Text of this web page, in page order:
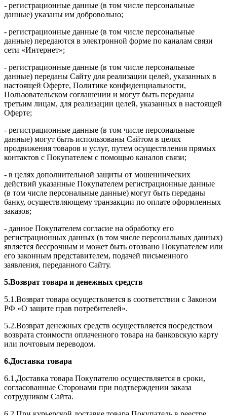
- регистрационные данные (в том числе персональные
данные) указаны им добровольно;
- регистрационные данные (в том числе персональные
данные) передаются в электронной форме по каналам связи
сети «Интернет»;
- регистрационные данные (в том числе персональные
данные) переданы Сайту для реализации целей, указанных в
настоящей Оферте, Политике конфиденциальности,
Пользовательском соглашении и могут быть переданы
третьим лицам, для реализации целей, указанных в настоящей
Оферте;
- регистрационные данные (в том числе персональные
данные) могут быть использованы Сайтом в целях
продвижения товаров и услуг, путем осуществления прямых
контактов с Покупателем с помощью каналов связи;
- в целях дополнительной защиты от мошеннических
действий указанные Покупателем регистрационные данные
(в том числе персональные данные) могут быть переданы
банку, осуществляющему транзакции по оплате оформленных
заказов;
- данное Покупателем согласие на обработку его
регистрационных данных (в том числе персональных данных)
является бессрочным и может быть отозвано Покупателем или
его законным представителем, подачей письменного
заявления, переданного Сайту.
5.Возврат товара и денежных средств
5.1.Возврат товара осуществляется в соответствии с Законом
РФ «О защите прав потребителей».
5.2.Возврат денежных средств осуществляется посредством
возврата стоимости оплаченного товара на банковскую карту
или почтовым переводом.
6.Доставка товара
6.1.Доставка товара Покупателю осуществляется в сроки,
согласованные Сторонами при подтверждении заказа
сотрудником Сайта.